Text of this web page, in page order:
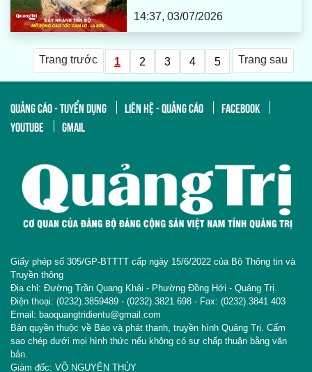
14:37, 03/07/2026
Trang trước 1 2 3 4 5 Trang sau
QUẢNG CÁO - TUYỂN DỤNG LIÊN HỆ - QUẢNG CÁO
FACEBOOK
YOUTUBE
GMAIL
Giấy phép số 305/GP-BTTTT cấp ngày 15/6/2022 của Bộ Thông tin và
Truyền thông
Địa chỉ: Đường Trần Quang Khải - Phường Đồng Hới - Quảng Trị.
Điện thoại: (0232).3859489 - (0232).3821 698 - Fax: (0232).3841 403
Email: baoquangtridientu@gmail.com
Bản quyền thuộc về Báo và phát thanh, truyền hình Quảng Trị. Cấm
sao chép dưới mọi hình thức nếu không có sự chấp thuận bằng văn
bản.
Giám đốc: VÕ NGUYÊN THỦY